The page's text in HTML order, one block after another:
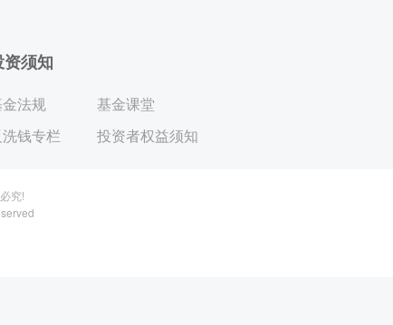
资须知
法规
基金课堂
洗钱专栏
投资者权益须知
究!